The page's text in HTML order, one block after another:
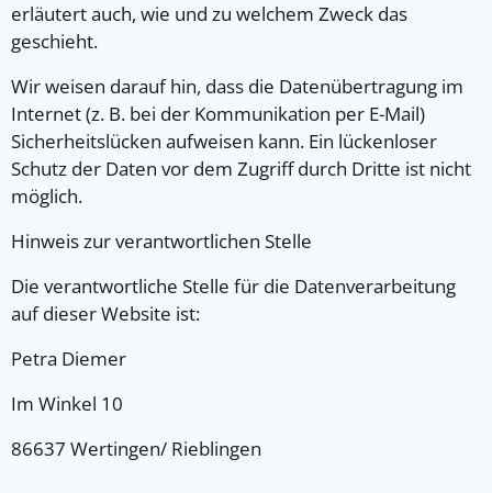
erläutert auch, wie und zu welchem Zweck das
geschieht.
Wir weisen darauf hin, dass die Datenübertragung im
Internet (z. B. bei der Kommunikation per E-Mail)
Sicherheitslücken aufweisen kann. Ein lückenloser
Schutz der Daten vor dem Zugriff durch Dritte ist nicht
möglich.
Hinweis zur verantwortlichen Stelle
Die verantwortliche Stelle für die Datenverarbeitung
auf dieser Website ist:
Petra Diemer
Im Winkel 10
86637 Wertingen/ Rieblingen